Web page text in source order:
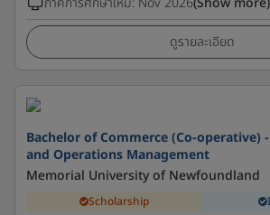
ดูรายละเอียด
Bachelor of Commerce (Co-operative)
and Operations Management
Memorial University of Newfoundland
Scholarship